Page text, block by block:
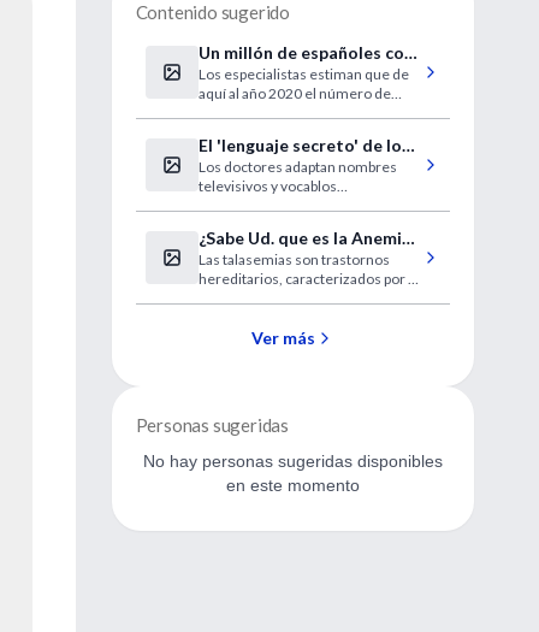
Contenido sugerido
Un millón de españoles con
glaucoma
Los especialistas estiman que de
aquí al año 2020 el número de
El 'lenguaje secreto' de los
médicos
Los doctores adaptan nombres
televisivos y vocablos
¿Sabe Ud. que es la Anemia
de Cooley?
Las talasemias son trastornos
hereditarios, caracterizados por la
disminución en su producción y
Ver más
Personas sugeridas
No hay personas sugeridas disponibles
en este momento